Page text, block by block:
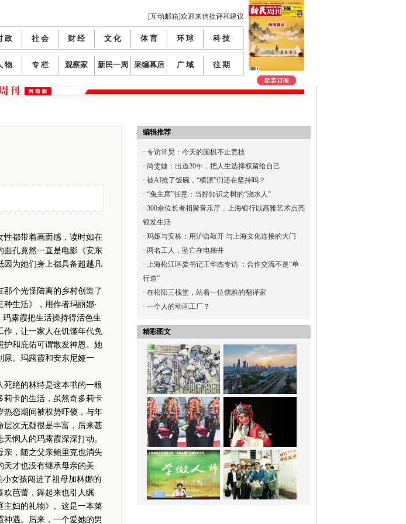
[互动邮箱]欢迎来信批评和建议
政 社 会 财 经 文 化 体 育 环 球 科 技
物 专 栏 观察家 新民一周 采编幕后 广 域 往 期
都带着画面感，读时如在
面孔竟然一直是电影《安东
因为她们身上都具备超越凡
个光怪陆离的乡村创造了
生活》，用作者玛丽娜·
露霞把生活操持得活色生
作，让一家人在饥馑年代免
护和庇佑可谓散发神恩。她
尿。玛露霞和安东尼娅一
绝的林特是这本书的一根
莉卡的生活，虽然奇多莉卡
热恋期间被权势吓傻，与年
层次无疑很是丰富，后来甚
悯人的玛露霞深深打动。
，随之父亲鲍里克也消失
才也没有继承母亲的美
女孩闯进了祖母加林娜的
欢芭蕾，舞起来也引人瞩
主妇的礼物》。这是一本菜
遇。后来，一个爱她的男
编辑推荐
· 专访常昊：今天的围棋不止竞技
· 尚雯婕：出道20年，把人生选择权留给自己
· 被AI抢了饭碗，“横漂”们还在坚持吗？
· “兔主席”任意：当好知识之树的“浇水人”
· 300余位长者相聚音乐厅，上海银行以高雅艺术点亮
银发生活
· 玛娅与安栋：用沪语敲开 与上海文化连接的大门
· 两名工人，坠亡在电梯井
· 上海松江区委书记王华杰专访 ：合作交流不是“单
行道”
· 在松阳三槐堂，站着一位儒雅的翻译家
· 一个人的动画工厂？
精彩图文